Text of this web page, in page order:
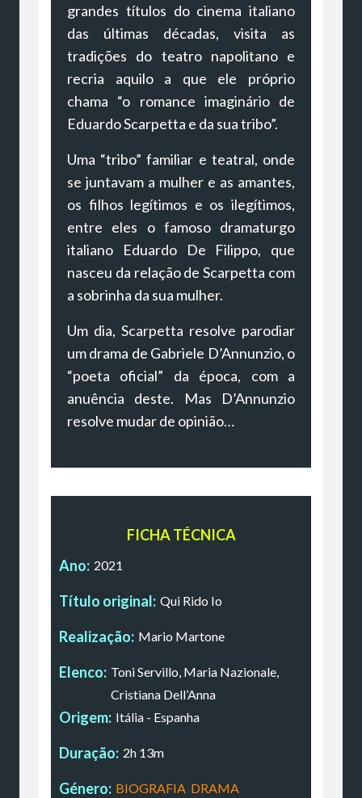
grandes títulos do cinema italiano
das últimas décadas, visita as
tradições do teatro napolitano e
recria aquilo a que ele próprio
chama “o romance imaginário de
Eduardo Scarpetta e da sua tribo”.
Uma “tribo” familiar e teatral, onde
se juntavam a mulher e as amantes,
os filhos legítimos e os ilegítimos,
entre eles o famoso dramaturgo
italiano Eduardo De Filippo, que
nasceu da relação de Scarpetta com
a sobrinha da sua mulher.
Um dia, Scarpetta resolve parodiar
um drama de Gabriele D’Annunzio, o
“poeta oficial” da época, com a
anuência deste. Mas D’Annunzio
resolve mudar de opinião…
FICHA TÉCNICA
Ano: 2021
Título original: Qui Rido Io
Realização: Mario Martone
Elenco: Toni Servillo, Maria Nazionale,
Cristiana Dell’Anna
Origem: Itália - Espanha
Duração: 2h 13m
Género: BIOGRAFIA DRAMA